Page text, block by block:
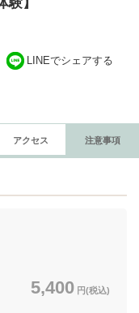
LINEでシェアする
アクセス 注意事項
5,400 円(税込)